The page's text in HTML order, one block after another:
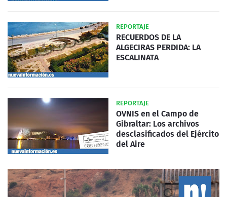
REPORTAJE
RECUERDOS DE LA
ALGECIRAS PERDIDA: LA
ESCALINATA
REPORTAJE
OVNIS en el Campo de
Gibraltar: Los archivos
desclasificados del Ejército
del Aire